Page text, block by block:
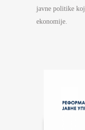
javne politike
ekonomije.